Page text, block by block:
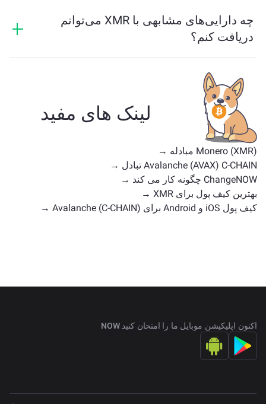
چه دارایی‌های مشابهی با XMR می‌توانم
دریافت کنم؟
اینکه آیا یک استیبل‌کوین، توکن کاربردی، سکه حکومتی یا هر
نوع دیگری است. جایگزین‌های رایج شامل سایر ارزهای
دیجیتال با موارد استفاده یا موقعیت‌های بازار مشابه هستند.
همه دارایی‌های موجود برای تبادل را درصفحه اصلی تبادل
لینک های مفید
Monero (XMR) مبادله →
Avalanche (AVAX) C-CHAIN تبادل →
ChangeNOW چگونه کار می کند →
بهترین کیف پول برای XMR →
کیف پول iOS و Android برای Avalanche (C-CHAIN) →
اکنون اپلیکیشن موبایل ما را امتحان کنید NOW